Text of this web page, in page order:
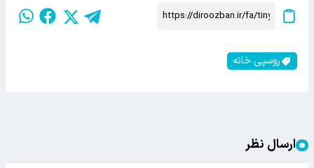
روسپی خانه
ارسال نظر